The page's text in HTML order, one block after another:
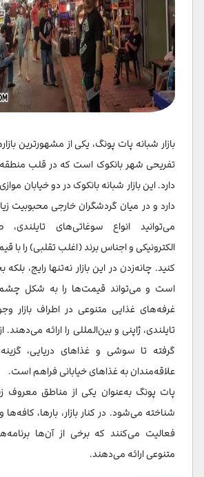
بازار شبانه پات پونگ، یکی از مشهورترین
تفریحی شهر بانکوک است که در قلب منطقه
دارد و در میان گردشگران خارجی محبوبیت
می‌توانید انواع سوغاتی‌های تایلندی،
الکترونیکی و اجناس برند (اغلب تقلبی) را
کنید. چانه‌زدن در این بازار نه‌تنها رایج،
است و می‌تواند قیمت‌ها را به شکل
غرفه‌های غذایی متنوعی در اطراف بازار
تایلندی، ژاپنی و بین‌المللی را ارائه
گرفته تا سوشی و غذاهای دریایی،
علاقه‌مندان به غذاهای خیابانی فراهم است.​
پات پونگ به‌عنوان یکی از مناطق معروف
شناخته می‌شود. در کنار بازار، بارها،
فعالیت می‌کنند که برخی از آن‌ها
متنوعی ارائه می‌دهند.​